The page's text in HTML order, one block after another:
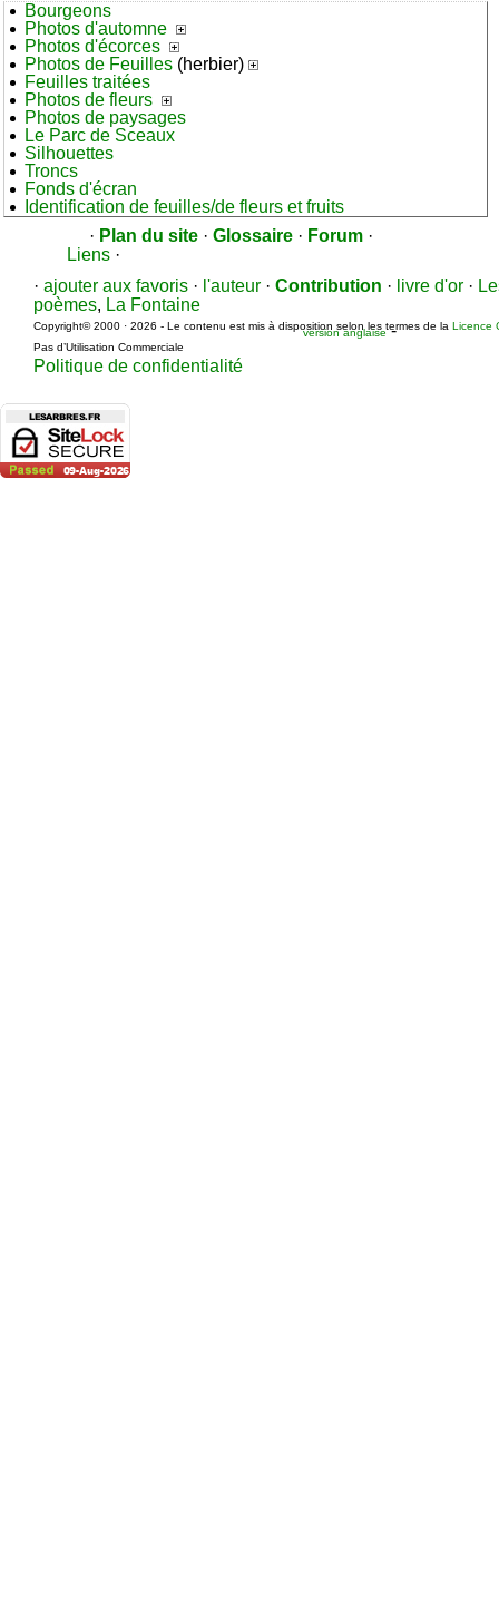
Bourgeons
Photos d'automne
Photos d'écorces
Photos de Feuilles (herbier)
Feuilles traitées
Photos de fleurs
Photos de paysages
Le Parc de Sceaux
Silhouettes
Troncs
Fonds d'écran
Identification de feuilles/de fleurs et fruits
· Plan du site · Glossaire · Forum ·
Liens ·
· ajouter aux favoris · l'auteur · Contribution · livre d'or ·
poèmes, La Fontaine
Copyright© 2000 · 2026 - Le contenu est mis à disposition selon les termes de la Licence
Pas d’Utilisation Commerciale
Politique de confidentialité
version anglaise-